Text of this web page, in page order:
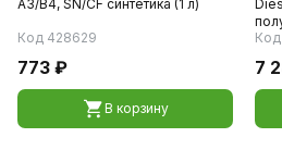
A3/B4, SN/CF синтетика (1 л)
Код 428629
773 ₽
В корзину
7